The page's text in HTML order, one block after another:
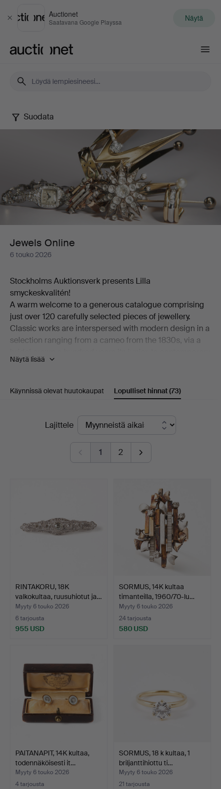
Sulje
Auctionet
Saatavana Google Playssa Näytä
Jewels
Suodata
Jewels Online
6 touko 2026
Stockholms Auktionsverk presents Lilla
smyckeskvalitén!
A warm welcome to a generous catalogue comprising
just over 120 carefully selected pieces of jewellery.
Classic works are interspersed with modern design in a
selection ranging from a cameo from the 1830s, via a
pieces by among others Georg Jensen and Wiwen
Among the many highlights of the auction is a ring in
18K gold, designed by Theresia Hvorslev and set with
mention is a brooch from the distinguished house of W.
A. Bolin in platinum, set with a cultured, beautifully
button-shaped bouton pearl – a small masterpiece in its
own right. And then there is a truly exquisite ring by Jarl
Once again, welcome to Stockholms Auktionsverk and
Näytä lisää
Käynnissä olevat huutokaupat Lopulliset hinnat(73)
LopullisetLajittele
1 2
RINTAKORU, 18K
valkokultaa, ruusuhiotut ja…
Myyty 6 touko 2026
6 tarjousta
955 USD
SORMUS, 14K kultaa
timanteilla, 1960/70-lu…
Myyty 6 touko 2026
24 tarjousta
580 USD
PAITANAPIT, 14K kultaa,
todennäköisesti it…
Myyty 6 touko 2026
4 tarjousta
SORMUS, 18 k kultaa, 1
briljanttihiottu ti…
Myyty 6 touko 2026
21 tarjousta